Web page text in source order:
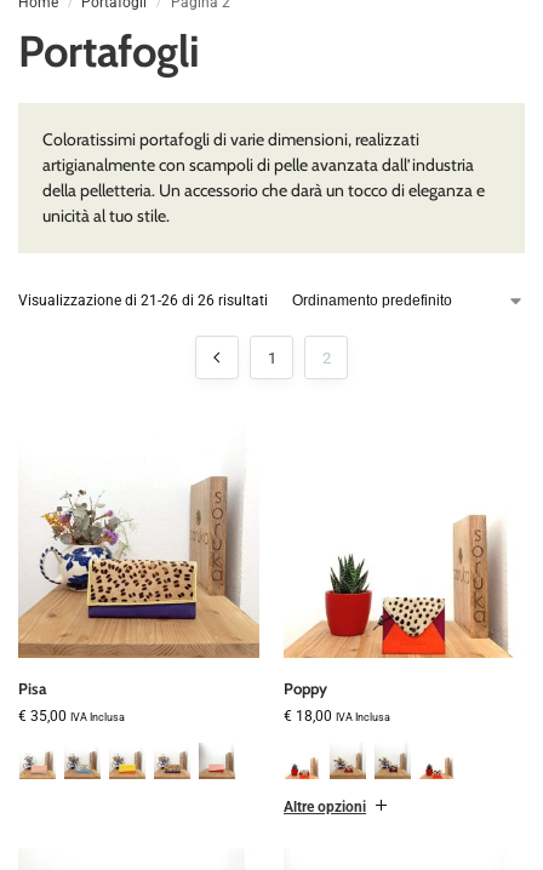
Portafogli
Coloratissimi portafogli di varie dimensioni, realizzati
artigianalmente con scampoli di pelle avanzata dall’industria
della pelletteria. Un accessorio che darà un tocco di eleganza e
unicità al tuo stile.
Visualizzazione di 21-26 di 26 risultati
1 2
Pisa
€ 35,00 IVA Inclusa
Poppy
€ 18,00 IVA Inclusa
Altre opzioni